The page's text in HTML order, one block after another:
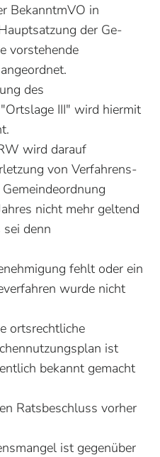
BekanntmVO in
der Ge­
vorstehende
des
III" wird hiermit
wird darauf
von Verfahrens-
nicht mehr geltend
denn
fehlt oder ein
wurde nicht
ortsrechtliche
ist
bekannt gemacht
Ratsbeschluss vorher
ist gegenüber